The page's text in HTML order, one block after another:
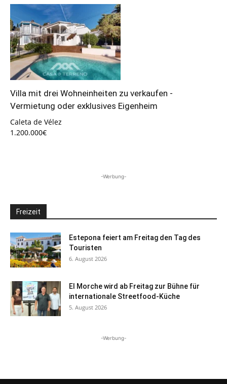
Villa mit drei Wohneinheiten zu verkaufen -
Vermietung oder exklusives Eigenheim
Caleta de Vélez
1.200.000€
-Werbung-
Freizeit
Estepona feiert am Freitag den Tag des
Touristen
6. August 2026
El Morche wird ab Freitag zur Bühne für
internationale Streetfood-Küche
5. August 2026
-Werbung-